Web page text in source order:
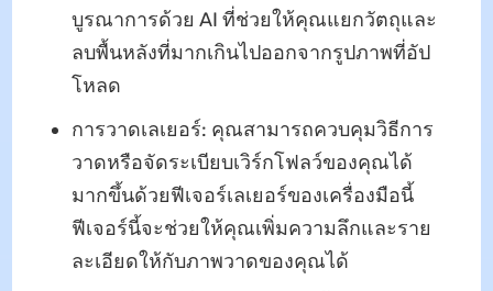
บูรณาการด้วย AI ที่ช่วยให้คุณแยกวัตถุและ
ลบพื้นหลังที่มากเกินไปออกจากรูปภาพที่อัป
โหลด
การวาดเลเยอร์: คุณสามารถควบคุมวิธีการ
วาดหรือจัดระเบียบเวิร์กโฟลว์ของคุณได้
มากขึ้นด้วยฟีเจอร์เลเยอร์ของเครื่องมือนี้
ฟีเจอร์นี้จะช่วยให้คุณเพิ่มความลึกและราย
ละเอียดให้กับภาพวาดของคุณได้